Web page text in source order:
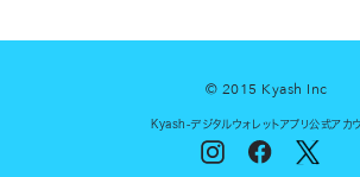
© 2015 Kyash Inc
Kyash-デジタルウォレットアプリ公式アカ